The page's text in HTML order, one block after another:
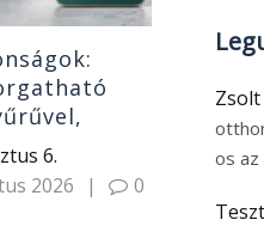
és
monitor
6.
2026
| 0
Zsolt
os az